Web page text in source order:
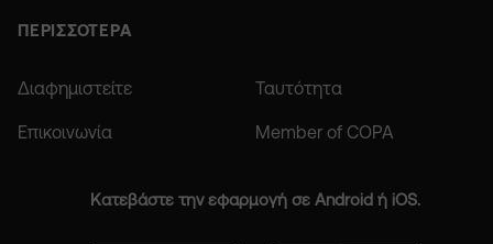
ΠΕΡΙΣΣΟΤΕΡΑ
Διαφημιστείτε Ταυτότητα
Επικοινωνία Member of COPA
Κατεβάστε την εφαρμογή σε Android ή iOS.